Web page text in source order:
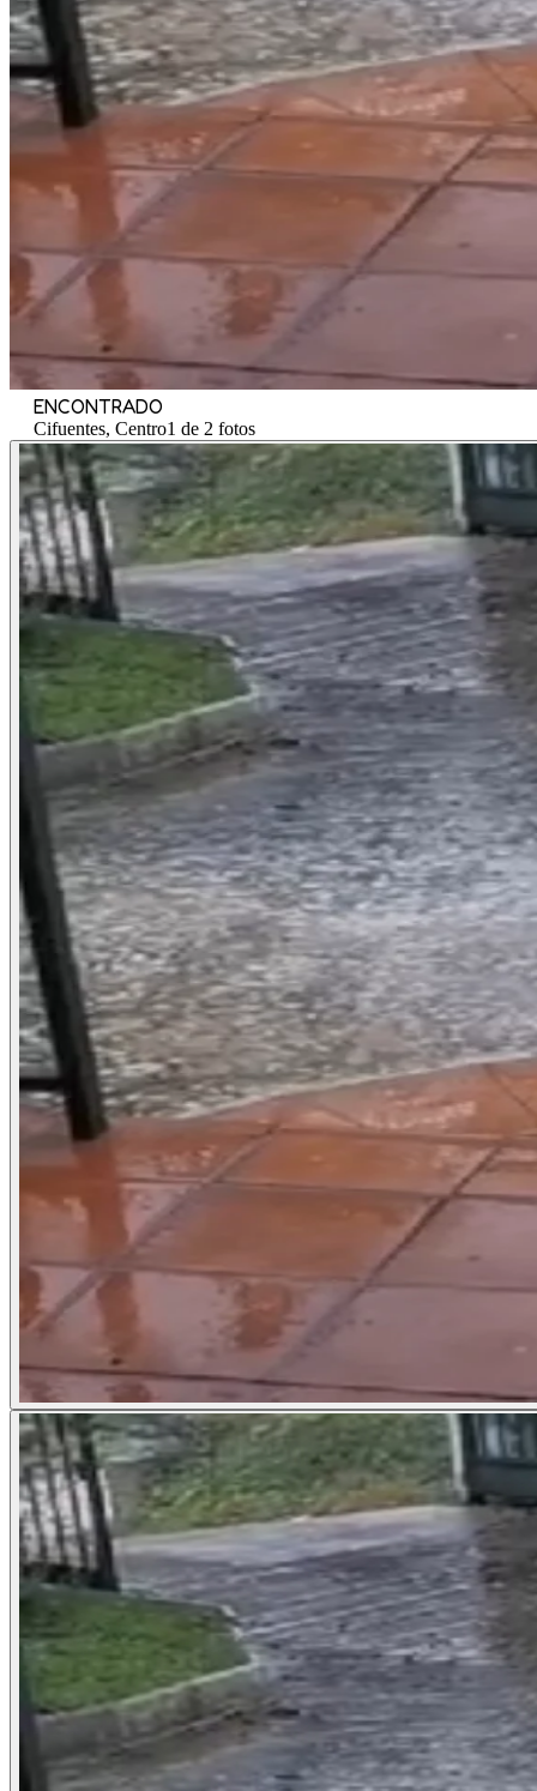
ENCONTRADO
Cifuentes, Centro1 de 2 fotos